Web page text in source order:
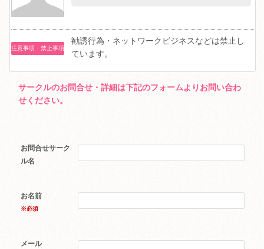
注意事項・禁止事項
勧誘行為・ネットワークビジネスなどは禁止し
ています。
サークルのお問合せ・詳細は下記のフォームよりお問い合わ
せください。
お問合せサーク
ル名
お名前
※必須
メール